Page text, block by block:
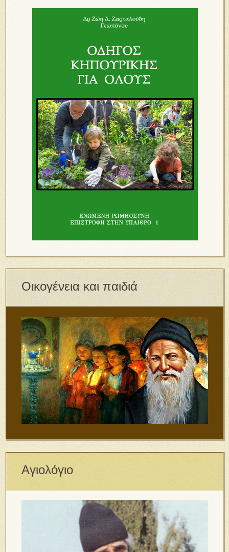
Οικογένεια και παιδιά
Αγιολόγιο